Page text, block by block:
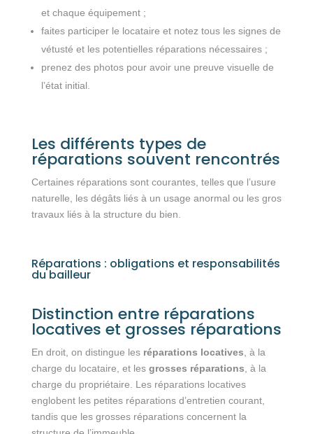
et chaque équipement ;
faites participer le locataire et notez tous les signes de
vétusté et les potentielles réparations nécessaires ;
prenez des photos pour avoir une preuve visuelle de
l’état initial.
Les différents types de
réparations souvent rencontrés
Certaines réparations sont courantes, telles que l’usure
naturelle, les dégâts liés à un usage anormal ou les gros
travaux liés à la structure du bien.
Réparations : obligations et responsabilités
du bailleur
Distinction entre réparations
locatives et grosses réparations
En droit, on distingue les réparations locatives , à la
charge du locataire, et les grosses réparations , à la
charge du propriétaire. Les réparations locatives
englobent les petites réparations d’entretien courant,
tandis que les grosses réparations concernent la